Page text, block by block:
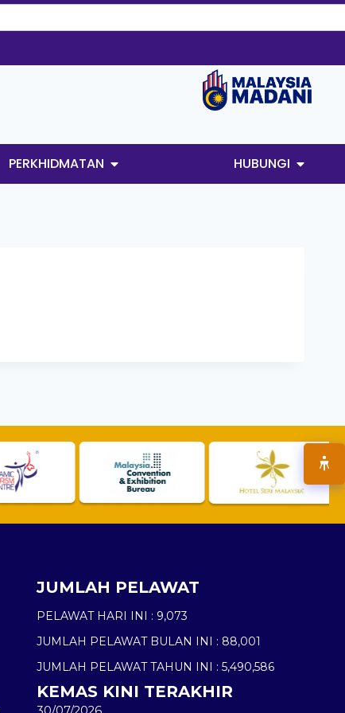
PERKHIDMATAN HUBUNGI
JUMLAH PELAWAT
PELAWAT HARI INI : 9,073
JUMLAH PELAWAT BULAN INI : 88,001
JUMLAH PELAWAT TAHUN INI : 5,490,586
KEMAS KINI TERAKHIR